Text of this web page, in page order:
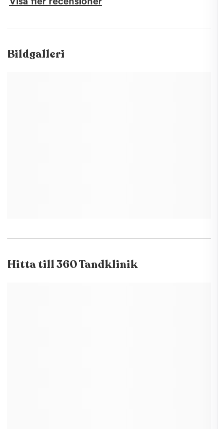
Bildgalleri
Hitta till360 Tandklinik